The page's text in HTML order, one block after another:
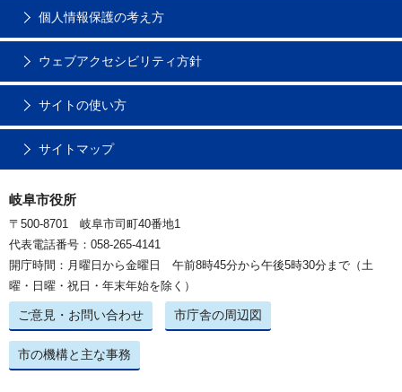
個人情報保護の考え方
ウェブアクセシビリティ方針
サイトの使い方
サイトマップ
岐阜市役所
〒500-8701 岐阜市司町40番地1
代表電話番号：058-265-4141
開庁時間：月曜日から金曜日 午前8時45分から午後5時30分まで（土
曜・日曜・祝日・年末年始を除く）
ご意見・お問い合わせ 市庁舎の周辺図
市の機構と主な事務